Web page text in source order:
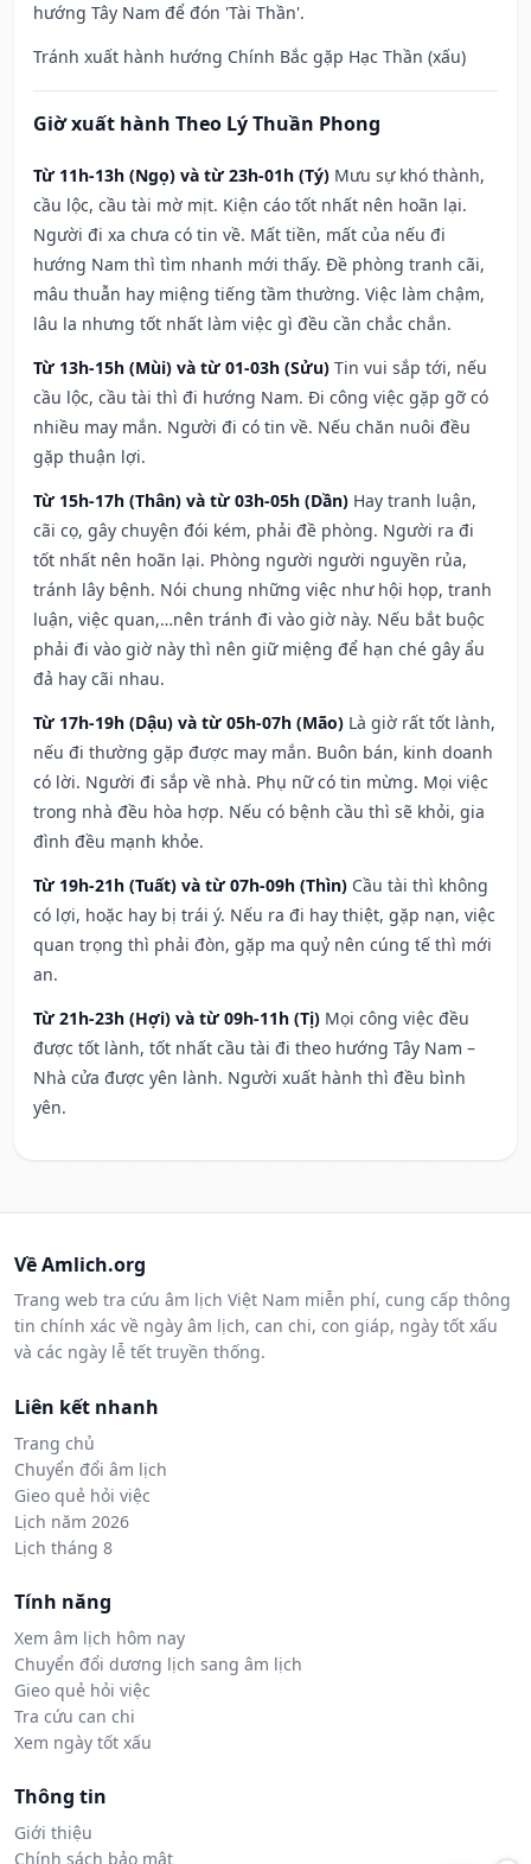
hướng Tây Nam để đón 'Tài Thần'.
Tránh xuất hành hướng Chính Bắc gặp Hạc Thần (xấu)
Giờ xuất hành Theo Lý Thuần Phong
Từ 11h-13h (Ngọ) và từ 23h-01h (Tý) Mưu sự khó thành,
cầu lộc, cầu tài mờ mịt. Kiện cáo tốt nhất nên hoãn lại.
Người đi xa chưa có tin về. Mất tiền, mất của nếu đi
hướng Nam thì tìm nhanh mới thấy. Đề phòng tranh cãi,
mâu thuẫn hay miệng tiếng tầm thường. Việc làm chậm,
lâu la nhưng tốt nhất làm việc gì đều cần chắc chắn.
Từ 13h-15h (Mùi) và từ 01-03h (Sửu) Tin vui sắp tới, nếu
cầu lộc, cầu tài thì đi hướng Nam. Đi công việc gặp gỡ có
nhiều may mắn. Người đi có tin về. Nếu chăn nuôi đều
gặp thuận lợi.
Từ 15h-17h (Thân) và từ 03h-05h (Dần) Hay tranh luận,
cãi cọ, gây chuyện đói kém, phải đề phòng. Người ra đi
tốt nhất nên hoãn lại. Phòng người người nguyền rủa,
tránh lây bệnh. Nói chung những việc như hội họp, tranh
luận, việc quan,…nên tránh đi vào giờ này. Nếu bắt buộc
phải đi vào giờ này thì nên giữ miệng để hạn ché gây ẩu
đả hay cãi nhau.
Từ 17h-19h (Dậu) và từ 05h-07h (Mão) Là giờ rất tốt lành,
nếu đi thường gặp được may mắn. Buôn bán, kinh doanh
có lời. Người đi sắp về nhà. Phụ nữ có tin mừng. Mọi việc
trong nhà đều hòa hợp. Nếu có bệnh cầu thì sẽ khỏi, gia
đình đều mạnh khỏe.
Từ 19h-21h (Tuất) và từ 07h-09h (Thìn) Cầu tài thì không
có lợi, hoặc hay bị trái ý. Nếu ra đi hay thiệt, gặp nạn, việc
quan trọng thì phải đòn, gặp ma quỷ nên cúng tế thì mới
an.
Từ 21h-23h (Hợi) và từ 09h-11h (Tị) Mọi công việc đều
được tốt lành, tốt nhất cầu tài đi theo hướng Tây Nam –
Nhà cửa được yên lành. Người xuất hành thì đều bình
yên.
Về Amlich.org
Trang web tra cứu âm lịch Việt Nam miễn phí, cung cấp thông
tin chính xác về ngày âm lịch, can chi, con giáp, ngày tốt xấu
và các ngày lễ tết truyền thống.
Liên kết nhanh
Trang chủ
Chuyển đổi âm lịch
Gieo quẻ hỏi việc
Lịch năm 2026
Lịch tháng 8
Tính năng
Xem âm lịch hôm nay
Chuyển đổi dương lịch sang âm lịch
Gieo quẻ hỏi việc
Tra cứu can chi
Xem ngày tốt xấu
Thông tin
Giới thiệu
Chính sách bảo mật